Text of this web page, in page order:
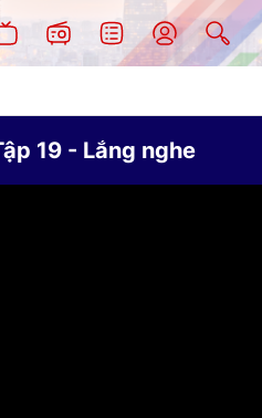
19 - Lắng nghe